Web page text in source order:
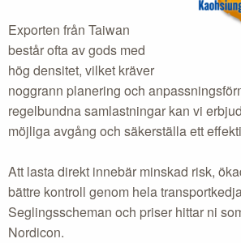
Exporten från Taiwan
består ofta av gods med
hög densitet, vilket kräver
noggrann planering och
regelbundna samlastningar kan vi
möjliga avgång och säkerställa ett
Att lasta direkt innebär minskad risk,
bättre kontroll genom hela
Seglingsscheman och priser hittar ni
Nordicon.